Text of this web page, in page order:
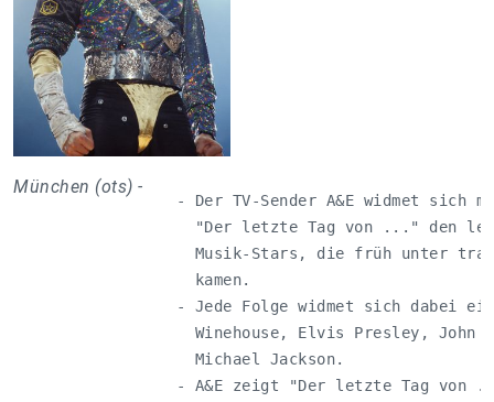
München (ots) -
- Der TV-Sender A&E widmet sich
"Der letzte Tag von ..." den
Musik-Stars, die früh unter
     kamen.
- Jede Folge widmet sich dabei
Winehouse, Elvis Presley, John
     Michael Jackson.
- A&E zeigt "Der letzte Tag von